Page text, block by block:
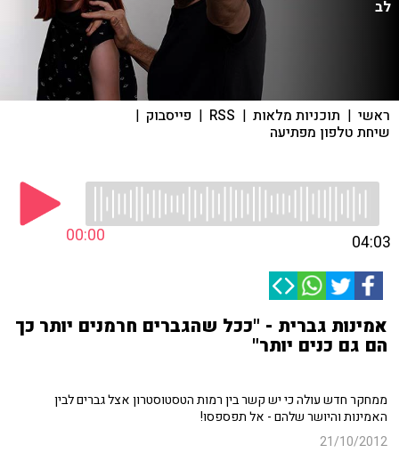
לב
ראשי | תוכניות מלאות |
RSS
| פייסבוק |
שיחת טלפון מפתיעה
00:00 04:03
אמינות גברית - "ככל שהגברים חרמנים יותר כך
הם גם כנים יותר"
ממחקר חדש עולה כי יש קשר בין רמות הטסטוסטרון אצל גברים לבין
האמינות והיושר שלהם - אל תפספסו!
21/10/2012